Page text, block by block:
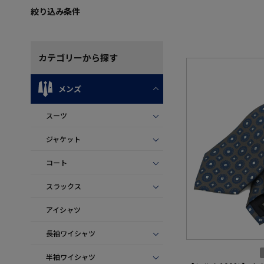
絞り込み条件
カテゴリーから探す
メンズ
スーツ
ジャケット
コート
スラックス
アイシャツ
長袖ワイシャツ
半袖ワイシャツ